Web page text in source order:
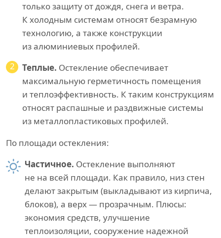
только защиту от дождя, снега и ветра.
К холодным системам относят безрамную
технологию, а также конструкции
из алюминиевых профилей.
2
Теплые. Остекление обеспечивает
максимальную герметичность помещения
и теплоэффективность. К таким конструкциям
относят распашные и раздвижные системы
из металлопластиковых профилей.
По площади остекления:
Частичное. Остекление выполняют
не на всей площади. Как правило, низ стен
делают закрытым (выкладывают из кирпича,
блоков), а верх — прозрачным. Плюсы:
экономия средств, улучшение
теплоизоляции, сооружение надежной